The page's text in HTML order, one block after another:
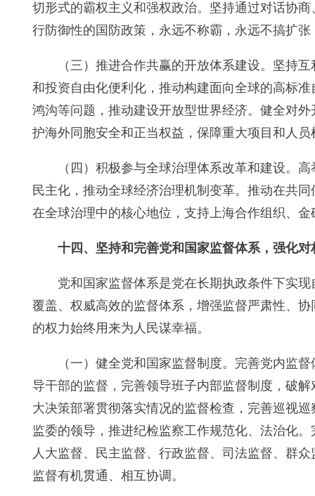
切形式的霸权主义和强权政治。坚持通过对话协
行防御性的国防政策，永远不称霸，永远不搞扩
（三）推进合作共赢的开放体系建设。坚持
和投资自由化便利化，推动构建面向全球的高标
鸿沟等问题，推动建设开放型世界经济。健全对
护海外同胞安全和正当权益，保障重大项目和人员
（四）积极参与全球治理体系改革和建设。
民主化，推动全球经济治理机制变革。推动在共
在全球治理中的核心地位，支持上海合作组织、
十四、坚持和完善党和国家监督体系，强化
党和国家监督体系是党在长期执政条件下实
覆盖、权威高效的监督体系，增强监督严肃性、
的权力始终用来为人民谋幸福。
（一）健全党和国家监督制度。完善党内监
导干部的监督，完善领导班子内部监督制度，破
大决策部署贯彻落实情况的监督检查，完善巡视
监委的领导，推进纪检监察工作规范化、法治化
人大监督、民主监督、行政监督、司法监督、群
监督有机贯通、相互协调。